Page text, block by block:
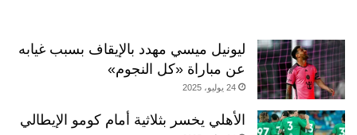
ليونيل ميسي مهدد بالإيقاف بسبب غيابه
عن مباراة «كل النجوم»
24 يوليو، 2025
الأهلي يخسر بثلاثية أمام كومو الإيطالي